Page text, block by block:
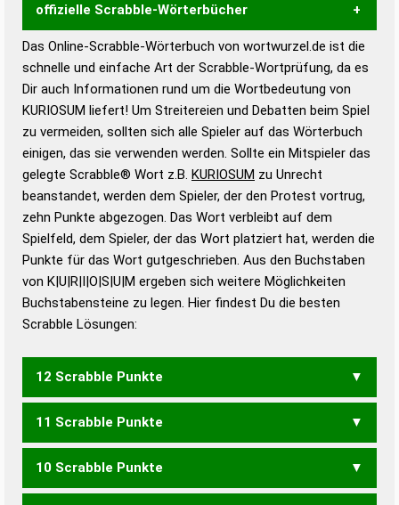
offizielle Scrabble-Wörterbücher
Wortwurzel liefert mit Hilfe eines semantischen
Wortanalyse-Algorithmus gute Anhaltspunkte zu
Wortbedeutung, Worttrennung und Wortform, um die
Gültigkeit eines Wortes für das Scrabble-Spiel zu
bestimmen!
zugelassene Turnier Scrabble-
Wörterbücher sind:
Duden – Standardwerk in 12 Bänden
Duden – Richtiges und gutes
Deutsch
Duden – Die deutsche Grammatik
Duden – Deutsches
Das Online-Scrabble-Wörterbuch von wortwurzel.de ist die
schnelle und einfache Art der Scrabble-Wortprüfung, da es
Dir auch Informationen rund um die Wortbedeutung von
KURIOSUM liefert! Um Streitereien und Debatten beim Spiel
zu vermeiden, sollten sich alle Spieler auf das Wörterbuch
einigen, das sie verwenden werden. Sollte ein Mitspieler das
gelegte Scrabble® Wort z.B. KURIOSUM zu Unrecht
beanstandet, werden dem Spieler, der den Protest vortrug,
zehn Punkte abgezogen. Das Wort verbleibt auf dem
Spielfeld, dem Spieler, der das Wort platziert hat, werden die
Punkte für das Wort gutgeschrieben. Aus den Buchstaben
von K|U|R|I|O|S|U|M ergeben sich weitere Möglichkeiten
Buchstabensteine zu legen. Hier findest Du die besten
Scrabble Lösungen:
12 Scrabble Punkte
KORMUS
11 Scrabble Punkte
MIKOS MIKRO
10 Scrabble Punkte